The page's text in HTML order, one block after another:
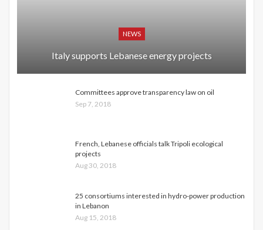
NEWS
Italy supports Lebanese energy projects
Committees approve transparency law on oil
Sep 7, 2018
French, Lebanese officials talk Tripoli ecological
projects
Aug 30, 2018
25 consortiums interested in hydro-power production
in Lebanon
Aug 15, 2018